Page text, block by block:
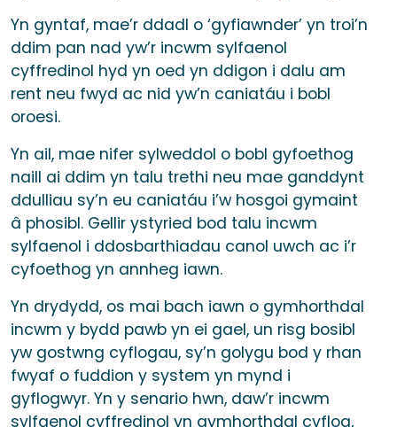
Yn gyntaf, mae’r ddadl o ‘gyfiawnder’ yn troi’n
ddim pan nad yw’r incwm sylfaenol
cyffredinol hyd yn oed yn ddigon i dalu am
rent neu fwyd ac nid yw’n caniatáu i bobl
oroesi.
Yn ail, mae nifer sylweddol o bobl gyfoethog
naill ai ddim yn talu trethi neu mae ganddynt
ddulliau sy’n eu caniatáu i’w hosgoi gymaint
â phosibl. Gellir ystyried bod talu incwm
sylfaenol i ddosbarthiadau canol uwch ac i’r
cyfoethog yn annheg iawn.
Yn drydydd, os mai bach iawn o gymhorthdal
incwm y bydd pawb yn ei gael, un risg bosibl
yw gostwng cyflogau, sy’n golygu bod y rhan
fwyaf o fuddion y system yn mynd i
gyflogwyr. Yn y senario hwn, daw’r incwm
sylfaenol cyffredinol yn gymhorthdal cyflog,